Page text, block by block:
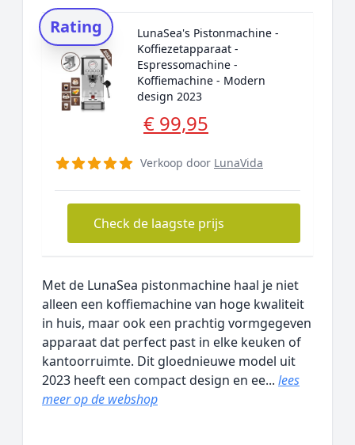
Rating
LunaSea's Pistonmachine -
Koffiezetapparaat -
Espressomachine -
Koffiemachine - Modern
design 2023
€ 99,95
Verkoop door LunaVida
Check de laagste prijs
Met de LunaSea pistonmachine haal je niet
alleen een koffiemachine van hoge kwaliteit
in huis, maar ook een prachtig vormgegeven
apparaat dat perfect past in elke keuken of
kantoorruimte. Dit gloednieuwe model uit
2023 heeft een compact design en ee... lees
meer op de webshop